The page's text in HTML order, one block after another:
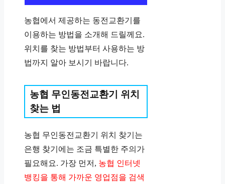
농협에서 제공하는 동전교환기를
이용하는 방법을 소개해 드릴께요.
위치를 찾는 방법부터 사용하는 방
법까지 알아 보시기 바랍니다.
농협 무인동전교환기 위치
찾는 법
농협 무인동전교환기 위치 찾기는
은행 찾기에는 조금 특별한 주의가
필요해요. 가장 먼저, 농협 인터넷
뱅킹을 통해 가까운 영업점을 검색